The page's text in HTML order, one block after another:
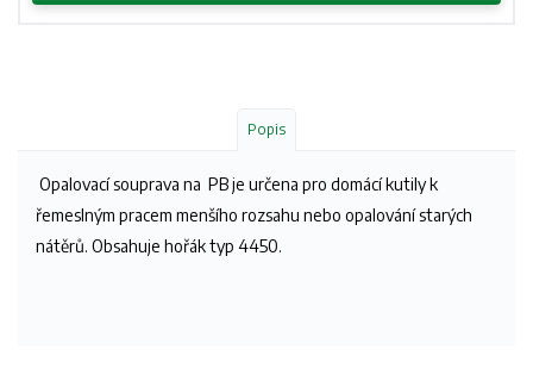
Popis
Opalovací souprava na PB je určena pro domácí kutily k
řemeslným pracem menšího rozsahu nebo opalování starých
nátěrů. Obsahuje hořák typ 4450.